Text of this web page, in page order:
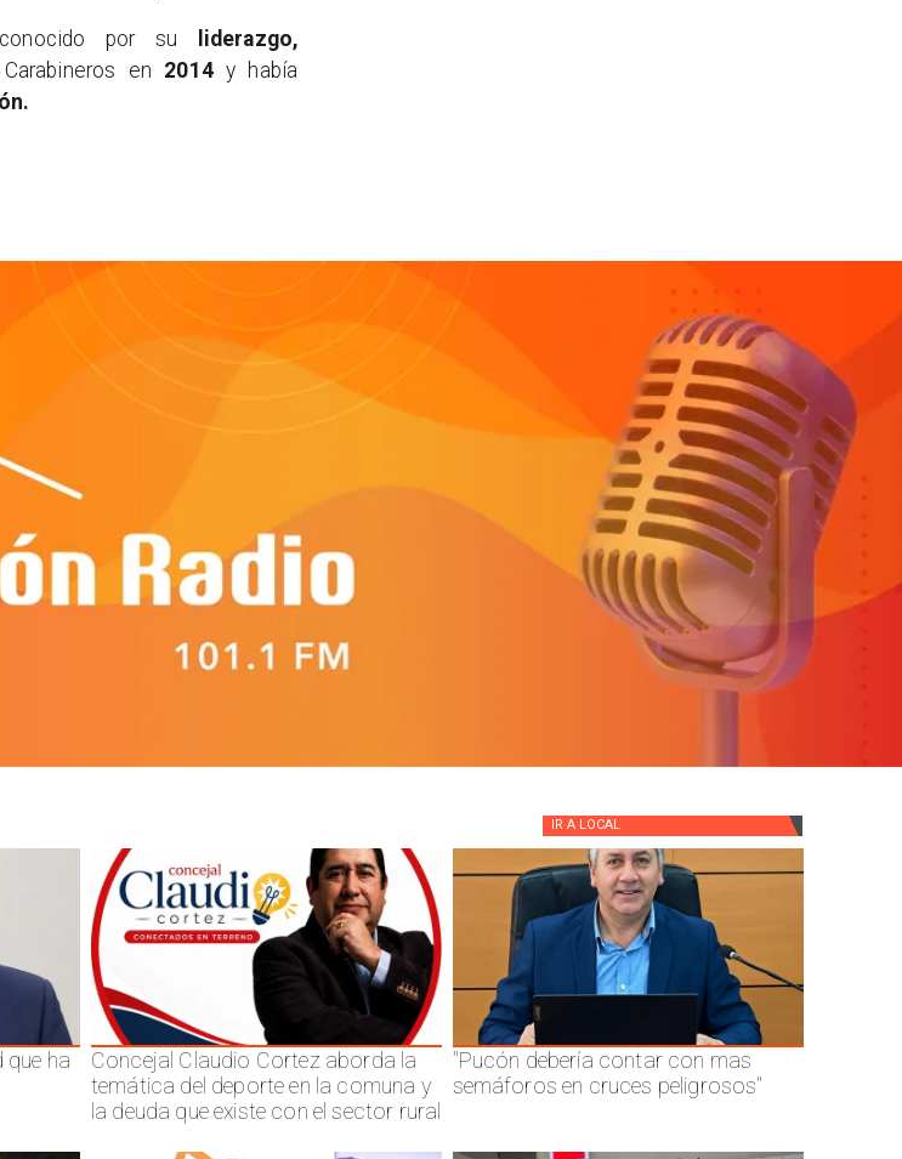
por su
liderazgo,
en 2014y había
IR A LOCAL
que ha
Concejal Claudio Cortez aborda la
temática del deporte en la comuna y
la deuda que existe con el sector rural
"Pucón debería contar con mas
semáforos en cruces peligrosos"